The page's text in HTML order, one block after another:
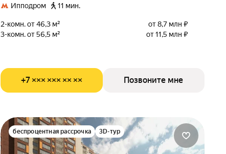
Ипподром
11 мин.
2-комн. от 46,3 м²
от 8,7 млн ₽
3-комн. от 56,5 м²
от 11,5 млн ₽
+7 ××× ××× ×× ×× Позвоните мне
беспроцентная рассрочка 3D-тур